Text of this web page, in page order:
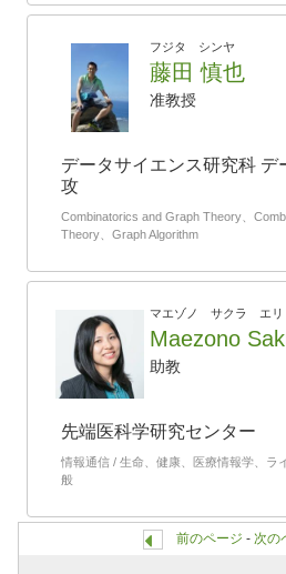
フジタ シンヤ
藤田 慎也
准教授
データサイエンス研究科 デ
攻
Combinatorics and Graph Theory、
Theory、Graph Algorithm
マエゾノ サクラ エリ
Maezono
助教
先端医科学研究センター
情報通信 / 生命、健康、医療情報学、ラ
般
前のページ - 次の